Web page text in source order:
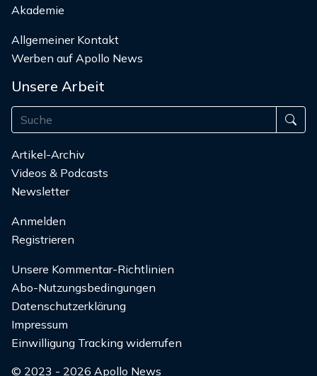
Akademie
Allgemeiner Kontakt
Werben auf Apollo News
Unsere Arbeit
Artikel-Archiv
Videos & Podcasts
Newsletter
Anmelden
Registrieren
Unsere Kommentar-Richtlinien
Abo-Nutzungsbedingungen
Datenschutzerklärung
Impressum
Einwilligung Tracking widerrufen
© 2023 - 2026 Apollo News